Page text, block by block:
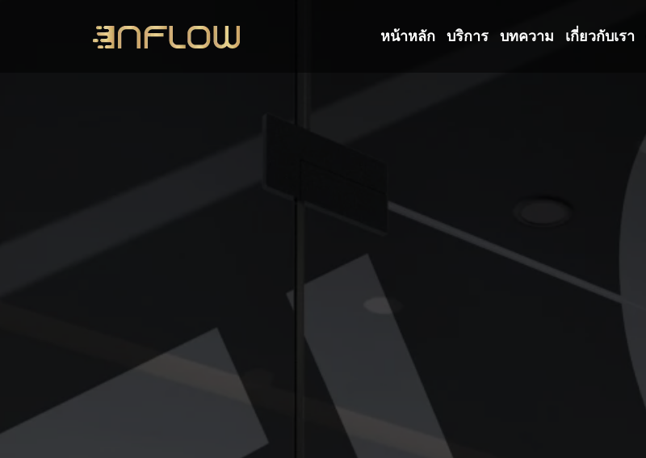
หน้าหลัก บริการ บทความ เกี่ยวกับเรา